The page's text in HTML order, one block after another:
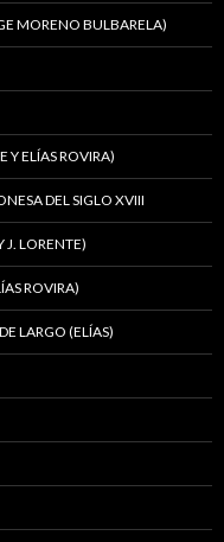
MORENO BULBARELA)
Y ELÍAS ROVIRA)
DEL SIGLO XVIII
J. LORENTE)
ROVIRA)
LARGO (ELÍAS)